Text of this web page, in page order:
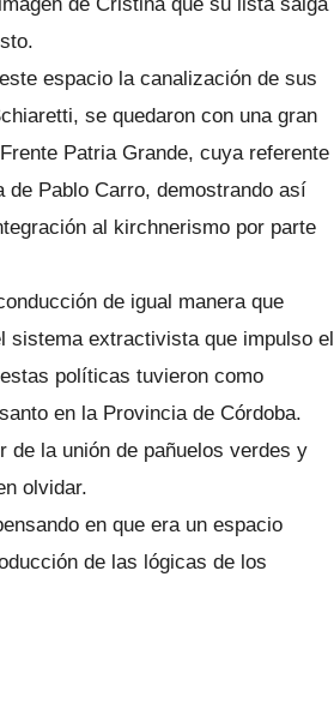
espacio la canalización de sus
se quedaron con una gran
Patria Grande, cuya referente
de Pablo Carro, demostrando así
al kirchnerismo por parte
de igual manera que
sistema extractivista que impulso el
políticas tuvieron como
en la Provincia de Córdoba.
de la unión de pañuelos verdes y
olvidar.
en que era un espacio
de las lógicas de los